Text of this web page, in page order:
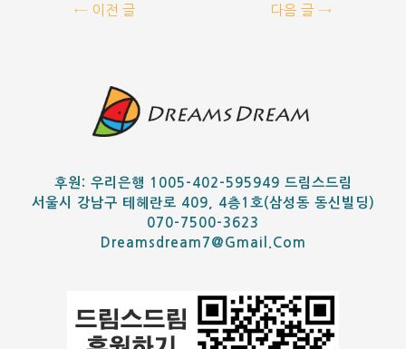
←이전 글 다음 글→
후원: 우리은행 1005-402-595949 드림스드림
서울시 강남구 테헤란로 409, 4층1호(삼성동 동신빌딩)
070-7500-3623
Dreamsdream7@gmail.com